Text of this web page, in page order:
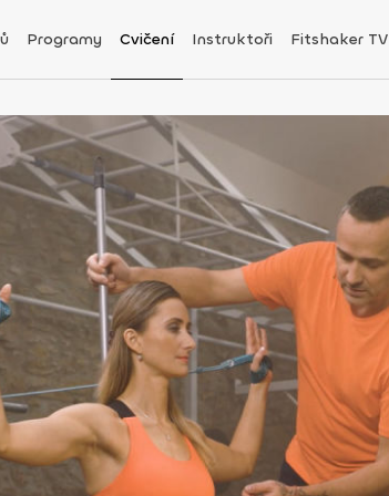
Programy Cvičení Instruktoři Fitshaker TV